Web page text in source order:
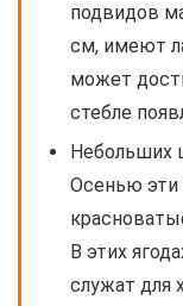
подвидов
см, имеют
может
стебле
Небольших
Осенью
В этих
служат для